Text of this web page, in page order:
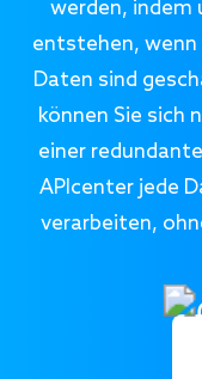
werden, indem
entstehen, wenn
Daten sind
können Sie sich
einer
APIcenter jede
verarbeiten,